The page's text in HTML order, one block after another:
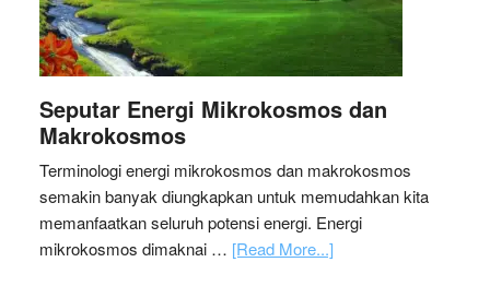
Seputar Energi Mikrokosmos dan
Makrokosmos
Terminologi energi mikrokosmos dan makrokosmos
semakin banyak diungkapkan untuk memudahkan kita
memanfaatkan seluruh potensi energi. Energi
mikrokosmos dimaknai … [Read More...]